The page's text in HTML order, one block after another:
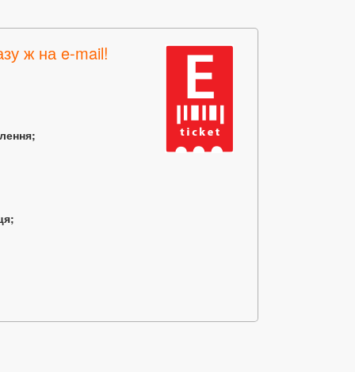
ж на e-mail!